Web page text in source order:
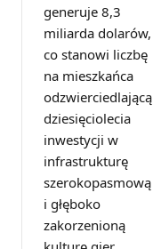
generuje 8,3
miliarda dolarów,
co stanowi liczbę
na mieszkańca
odzwierciedlającą
dziesięciolecia
inwestycji w
infrastrukturę
szerokopasmową
i głęboko
zakorzenioną